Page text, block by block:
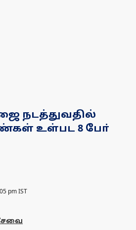
நடத்துவதில்
உள்பட 8 போ்
pm IST